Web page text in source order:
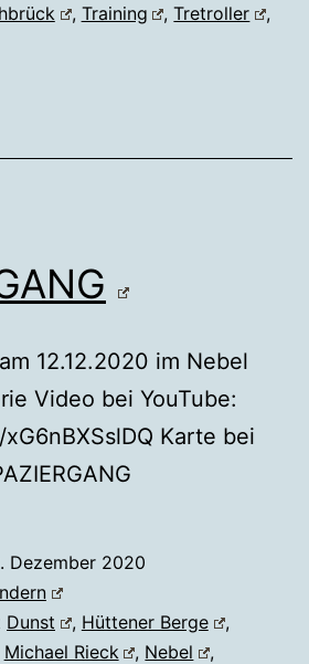
, Training ,Tretroller
,
12.12.2020 im Nebel
Video bei YouTube:
Karte bei
Dezember 2020
Dunst , Hüttener Berge
,
Michael Rieck , Nebel
,